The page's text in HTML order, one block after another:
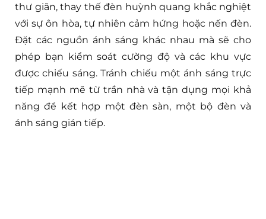
thư giãn, thay thế đèn huỳnh quang khắc nghiệt
với sự ôn hòa, tự nhiên cảm hứng hoặc nến đèn.
Đặt các nguồn ánh sáng khác nhau mà sẽ cho
phép bạn kiểm soát cường độ và các khu vực
được chiếu sáng. Tránh chiếu một ánh sáng trực
tiếp mạnh mẽ từ trần nhà và tận dụng mọi khả
năng để kết hợp một đèn sàn, một bộ đèn và
ánh sáng gián tiếp.